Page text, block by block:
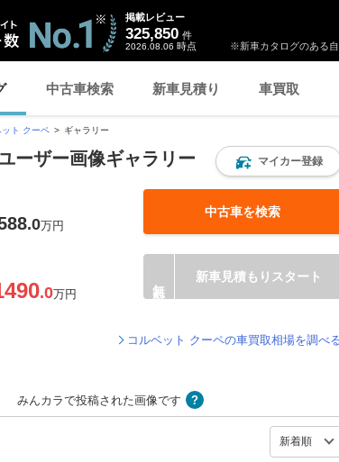
※新車カタログのある自
掲載レビュー
325,850 件
2026.08.06 時点
中古車検索 新車見積り 車買取
ット クーペ ギャラリー
ーザー画像ギャラリー マイカー登録
.0万円
中古車を検索
.0万円
新車見積もりスタート
コルベット クーペの車買取相場を調べ
みんカラで投稿された画像です